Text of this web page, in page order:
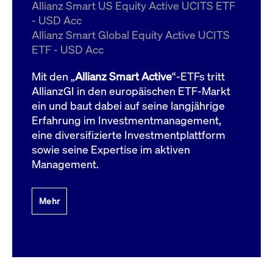
Allianz Smart US Equity Active UCITS ETF
- USD Acc
Allianz Smart Global Equity Active UCITS
ETF - USD Acc
Mit den „Allianz Smart Active“-ETFs tritt
AllianzGI in den europäischen ETF-Markt
ein und baut dabei auf seine langjährige
Erfahrung im Investmentmanagement,
eine diversifizierte Investmentplattform
sowie seine Expertise im aktiven
Management.
Mehr
ApplicationGatewayAffinityCORS
boerse.com
Domain
bis